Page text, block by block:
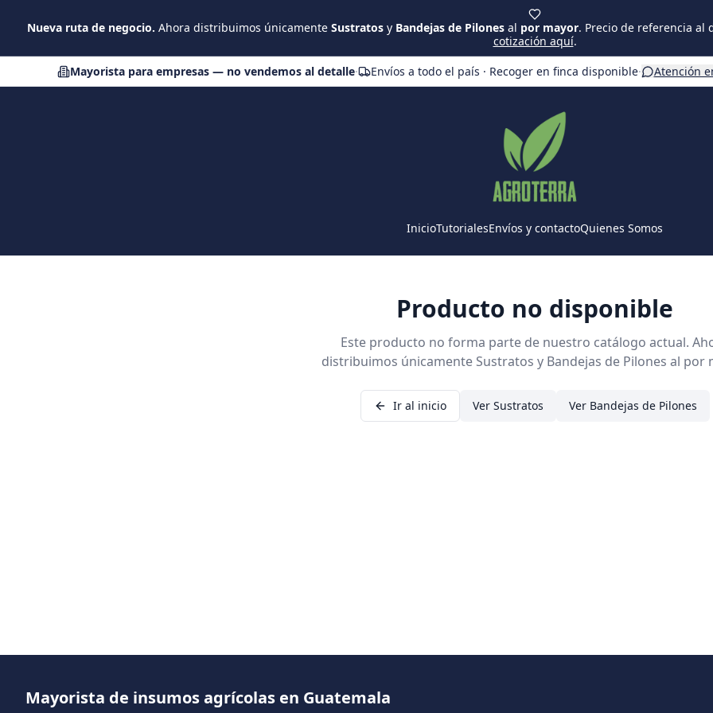
Nueva ruta de negocio. Ahora distribuimos únicamente Sustratos y Bandejas de Pilones al por mayor. Precio de referencia al
cotización aquí.
Mayorista para empresas — no vendemos al detalle· Envíos a todo el país · Recoger en finca disponible· Atención
InicioTutorialesEnvíos y contactoQuienes Somos
Producto no disponible
Este producto no forma parte de nuestro catálogo actual.
distribuimos únicamente Sustratos y Bandejas de Pilones al por
Ir al inicio Ver Sustratos Ver Bandejas de Pilones
Mayorista de insumos agrícolas en Guatemala